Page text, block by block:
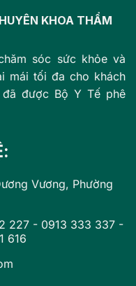
KHOA THẨM
sóc sức khỏe và
mái tối đa cho khách
được Bộ Y Tế phê
Vương, Phường
227 - 0913 333 337 -
616